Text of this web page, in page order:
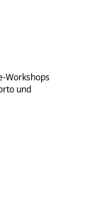
Workshops
und